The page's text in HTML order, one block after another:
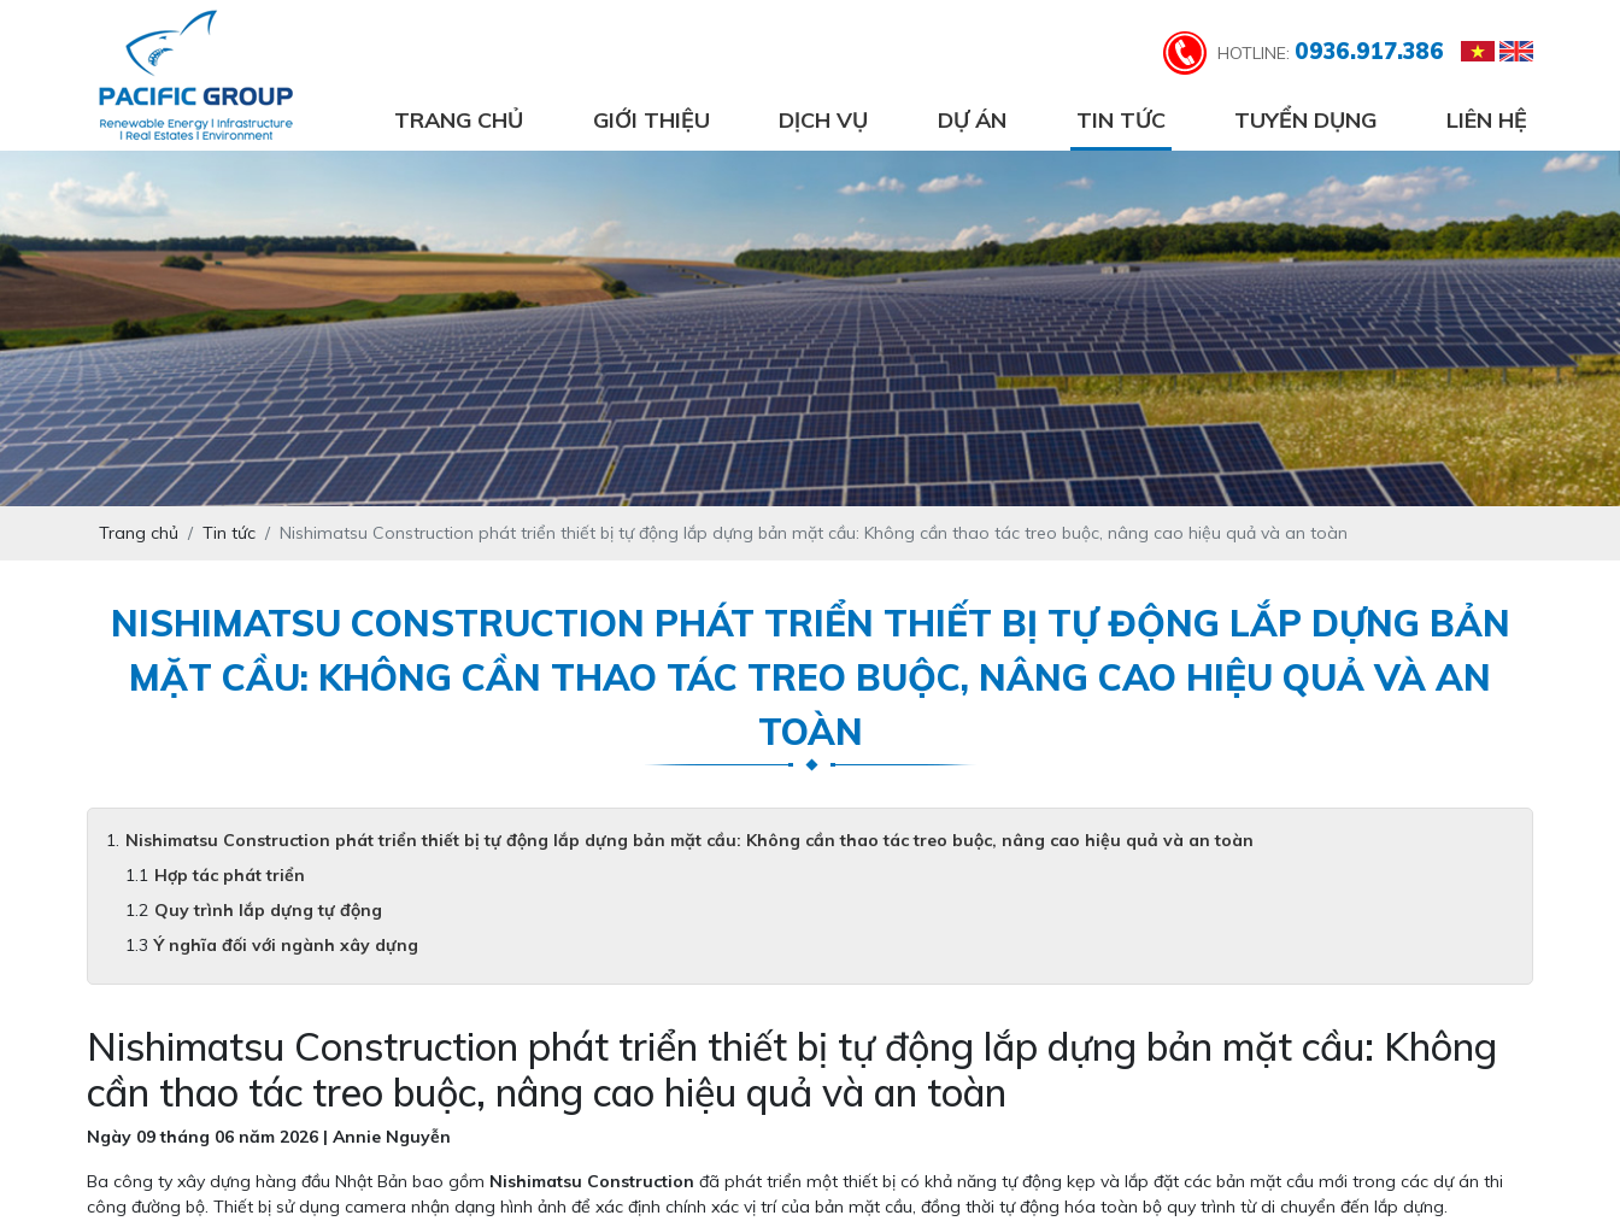
HOTLINE: 0936.917.386
TRANG CHỦ GIỚI THIỆU DỊCH VỤ DỰ ÁN TIN TỨC TUYỂN DỤNG LIÊN HỆ
Trang chủ Tin tức Nishimatsu Construction phát triển thiết bị tự động lắp dựng bản mặt cầu: Không cần thao tác treo buộc, nâng cao hiệu quả và an toàn
NISHIMATSU CONSTRUCTION PHÁT TRIỂN THIẾT BỊ TỰ ĐỘNG LẮP DỰNG BẢN
MẶT CẦU: KHÔNG CẦN THAO TÁC TREO BUỘC, NÂNG CAO HIỆU QUẢ VÀ AN
TOÀN
Nishimatsu Construction phát triển thiết bị tự động lắp dựng bản mặt cầu: Không cần thao tác treo buộc, nâng cao hiệu quả và an toàn
Hợp tác phát triển
Quy trình lắp dựng tự động
Ý nghĩa đối với ngành xây dựng
Nishimatsu Construction phát triển thiết bị tự động lắp dựng bản mặt cầu: Không
cần thao tác treo buộc, nâng cao hiệu quả và an toàn
Ngày 09 tháng 06 năm 2026 | Annie Nguyễn
Ba công ty xây dựng hàng đầu Nhật Bản bao gồm Nishimatsu Construction đã phát triển một thiết bị có khả năng tự động kẹp và lắp đặt các bản mặt cầu mới trong các dự án thi
công đường bộ. Thiết bị sử dụng camera nhận dạng hình ảnh để xác định chính xác vị trí của bản mặt cầu, đồng thời tự động hóa toàn bộ quy trình từ di chuyển đến lắp dựng.